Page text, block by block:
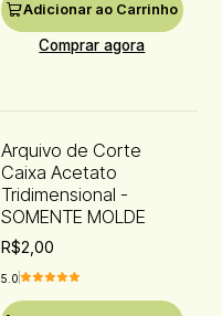
Adicionar ao Carrinho
Comprar agora
Arquivo de Corte
Caixa Acetato
Tridimensional -
SOMENTE MOLDE
R$2,00
5.0